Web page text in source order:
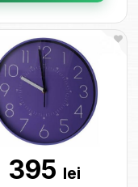
395 lei